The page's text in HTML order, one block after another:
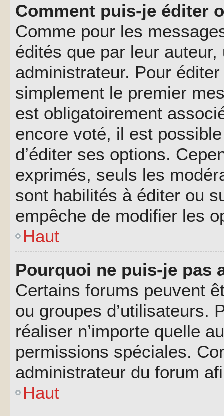
Comment puis-je éditer
Comme pour les
édités que par leur
administrateur. Pour
simplement le premier
est obligatoirement
encore voté, il est
d’éditer ses options.
exprimés, seuls les
sont habilités à éditer ou
empêche de modifier les
Haut
Pourquoi ne puis-je pas
Certains forums peuvent
ou groupes d’utilisateurs.
réaliser n’importe quelle
permissions spéciales.
administrateur du forum
Haut